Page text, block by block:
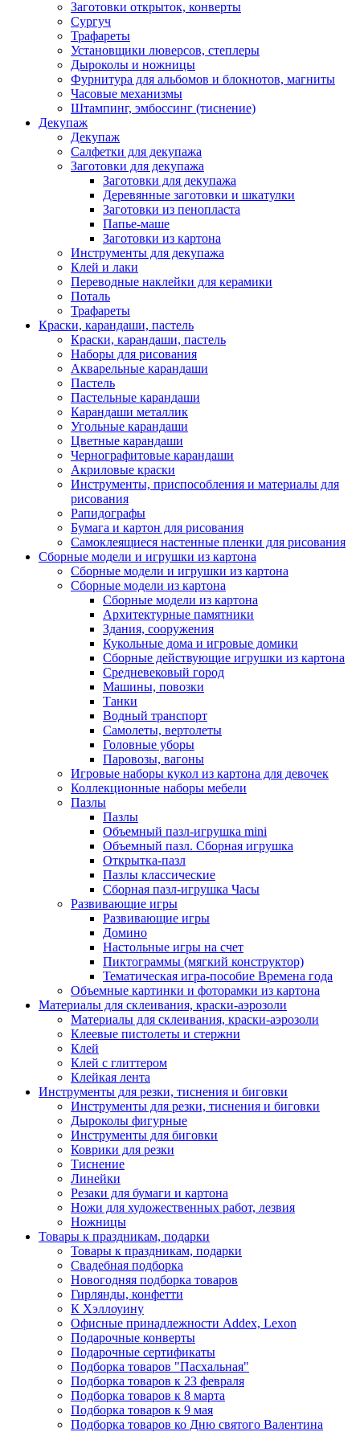
Заготовки открыток, конверты
Сургуч
Трафареты
Установщики люверсов, степлеры
Дыроколы и ножницы
Фурнитура для альбомов и блокнотов, магниты
Часовые механизмы
Штампинг, эмбоссинг (тиснение)
Декупаж
Декупаж
Салфетки для декупажа
Заготовки для декупажа
Заготовки для декупажа
Деревянные заготовки и шкатулки
Заготовки из пенопласта
Папье-маше
Заготовки из картона
Инструменты для декупажа
Клей и лаки
Переводные наклейки для керамики
Поталь
Трафареты
Краски, карандаши, пастель
Краски, карандаши, пастель
Наборы для рисования
Акварельные карандаши
Пастель
Пастельные карандаши
Карандаши металлик
Угольные карандаши
Цветные карандаши
Чернографитовые карандаши
Акриловые краски
Инструменты, приспособления и материалы для
рисования
Рапидографы
Бумага и картон для рисования
Самоклеящиеся настенные пленки для рисования
Сборные модели и игрушки из картона
Сборные модели и игрушки из картона
Сборные модели из картона
Сборные модели из картона
Архитектурные памятники
Здания, сооружения
Кукольные дома и игровые домики
Сборные действующие игрушки из картона
Средневековый город
Машины, повозки
Танки
Водный транспорт
Самолеты, вертолеты
Головные уборы
Паровозы, вагоны
Игровые наборы кукол из картона для девочек
Коллекционные наборы мебели
Пазлы
Пазлы
Объемный пазл-игрушка mini
Объемный пазл. Сборная игрушка
Открытка-пазл
Пазлы классические
Сборная пазл-игрушка Часы
Развивающие игры
Развивающие игры
Домино
Настольные игры на счет
Пиктограммы (мягкий конструктор)
Тематическая игра-пособие Времена года
Объемные картинки и фоторамки из картона
Материалы для склеивания, краски-аэрозоли
Материалы для склеивания, краски-аэрозоли
Клеевые пистолеты и стержни
Клей
Клей с глиттером
Клейкая лента
Инструменты для резки, тиснения и биговки
Инструменты для резки, тиснения и биговки
Дыроколы фигурные
Инструменты для биговки
Коврики для резки
Тиснение
Линейки
Резаки для бумаги и картона
Ножи для художественных работ, лезвия
Ножницы
Товары к праздникам, подарки
Товары к праздникам, подарки
Свадебная подборка
Новогодняя подборка товаров
Гирлянды, конфетти
К Хэллоуину
Офисные принадлежности Addex, Lexon
Подарочные конверты
Подарочные сертификаты
Подборка товаров "Пасхальная"
Подборка товаров к 23 февраля
Подборка товаров к 8 марта
Подборка товаров к 9 мая
Подборка товаров ко Дню святого Валентина